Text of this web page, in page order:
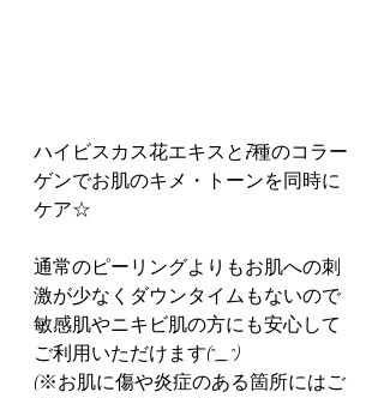
ハイビスカス花エキスと7種のコラー
ゲンでお肌のキメ・トーンを同時に
ケア☆
通常のピーリングよりもお肌への刺
激が少なくダウンタイムもないので
敏感肌やニキビ肌の方にも安心して
ご利用いただけます(^_^)
(※お肌に傷や炎症のある箇所にはご